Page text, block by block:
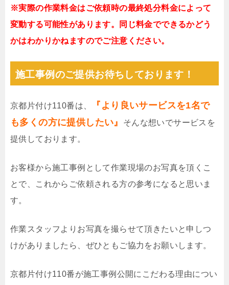
※実際の作業料金はご依頼時の最終処分料金によって
変動する可能性があります。同じ料金でできるかどう
かはわかりかねますのでご注意ください。
施工事例のご提供お待ちしております！
京都片付け110番は、
『より良いサービスを1名で
も多くの方に提供したい』
そんな想いでサービスを
提供しております。
お客様から施工事例として作業現場のお写真を頂くこ
とで、これからご依頼される方の参考になると思いま
す。
作業スタッフよりお写真を撮らせて頂きたいと申しつ
けがありましたら、ぜひともご協力をお願いします。
京都片付け110番が施工事例公開にこだわる理由につい